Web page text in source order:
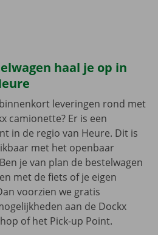
haal je op in
leveringen rond met
camionette? Er is een
in de regio van Heure. Dit is
met het openbaar
je van plan de bestelwagen
met de fiets of je eigen
voorzien we gratis
aan de Dockx
of het Pick-up Point.